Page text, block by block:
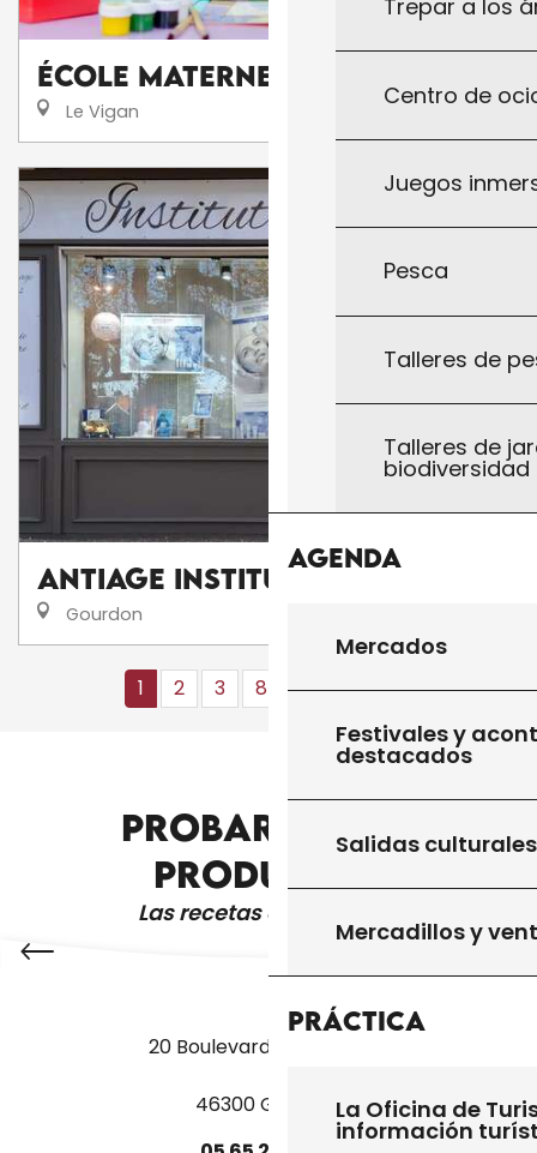
Trepar a los
Centro de
Juegos
Pesca
Talleres de
Talleres de
biodiversidad
Agenda
Mercados
Festivales y
destacados
Salidas culturales
Mercadillos y
Práctica
La Oficina de
información
École Maternelle du Vigan
Le Vigan
AntiAge Institut
Gourdon
1 2 3 8+ 16+ 24 ❯ ❯❯
PROBAR OTROS
PRODUCTOS
Las recetas de la abuela
OCIO Y ACTIVIDADES
20 Boulevard des Martyrs
46300 Gourdon